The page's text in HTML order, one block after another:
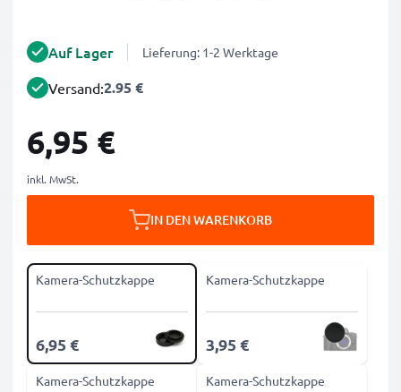
Auf Lager Lieferung: 1-2 Werktage
Versand:2.95 €
6,95 €
inkl. MwSt.
IN DEN WARENKORB
Kamera-Schutzkappe
6,95 €
Kamera-Schutzkappe
3,95 €
Kamera-Schutzkappe Kamera-Schutzkappe